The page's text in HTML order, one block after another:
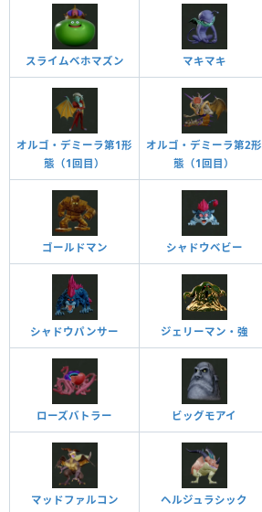
スライムベホマズン マキマキ
オルゴ・デミーラ第1形
態（1回目）
オルゴ・デミーラ第2形
態（1回目）
ゴールドマン シャドウベビー
シャドウパンサー ジェリーマン・強
ローズバトラー ビッグモアイ
マッドファルコン ヘルジュラシック